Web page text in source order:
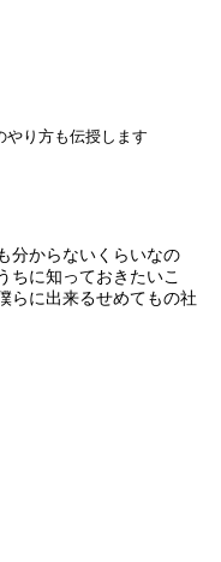
やり方も伝授します
分からないくらいなの
ちに知っておきたいこ
らに出来るせめてもの社